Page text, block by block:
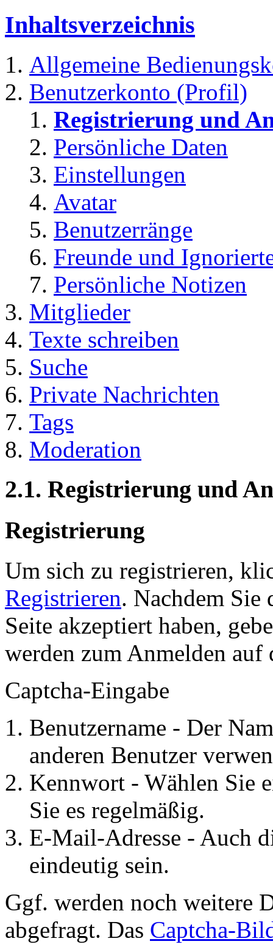
Inhaltsverzeichnis
Allgemeine
Benutzerkonto (Profil)
Registrierung und
Persönliche Daten
Einstellungen
Avatar
Benutzerränge
Freunde und
Persönliche Notizen
Mitglieder
Texte schreiben
Suche
Private Nachrichten
Tags
Moderation
2.1. Registrierung und
Registrierung
Um sich zu registrieren,
Registrieren. Nachdem Sie
Seite akzeptiert haben,
werden zum Anmelden auf
Captcha-Eingabe
Benutzername - Der
anderen Benutzer
Kennwort - Wählen Sie
Sie es regelmäßig.
E-Mail-Adresse - Auch
eindeutig sein.
Ggf. werden noch weitere
abgefragt. Das Captcha-